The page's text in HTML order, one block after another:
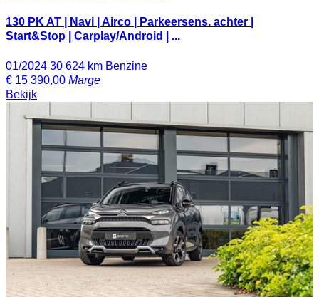
130 PK AT | Navi | Airco | Parkeersens. achter |
Start&Stop | Carplay/Android | ...
01/2024 30 624 km Benzine
€ 15 390,00 Marge
Bekijk